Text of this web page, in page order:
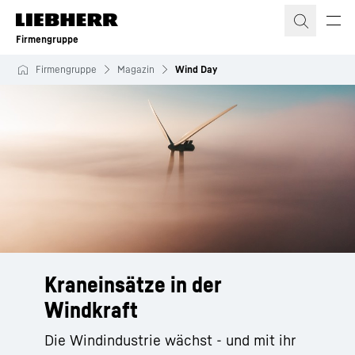
Zum Inhalt springen
Firmengruppe
Firmengruppe Magazin Wind Day
Kraneinsätze in der
Windkraft
Die Windindustrie wächst - und mit ihr